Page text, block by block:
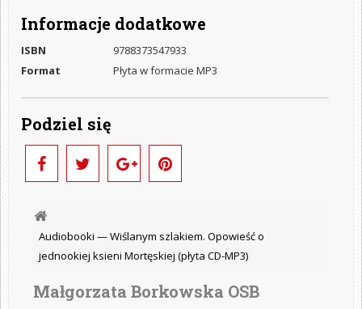
Informacje dodatkowe
ISBN
9788373547933
Format
Płyta w formacie MP3
Podziel się
Audiobooki —Wiślanym szlakiem. Opowieść o
jednookiej ksieni Mortęskiej (płyta CD-MP3)
Małgorzata Borkowska OSB